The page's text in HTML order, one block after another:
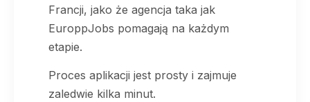
Francji, jako że agencja taka jak
EuroppJobs pomagają na każdym
etapie.
Proces aplikacji jest prosty i zajmuje
zaledwie kilka minut.